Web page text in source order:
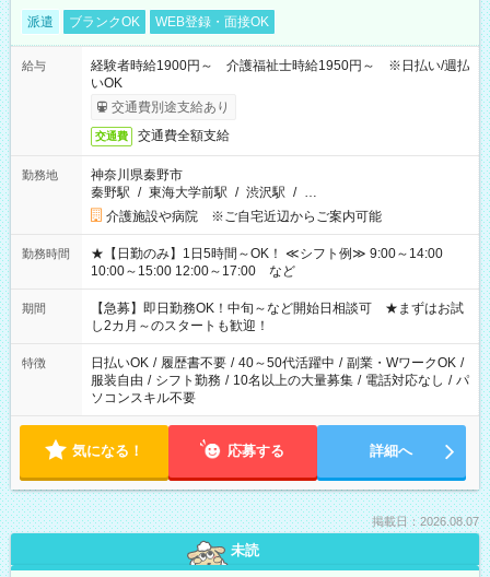
派遣 ブランクOK WEB登録・面接OK
給与
経験者時給1900円～ 介護福祉士時給1950円～ ※日払い/週払
いOK
交通費別途支給あり
交通費 交通費全額支給
勤務地
神奈川県秦野市
秦野駅 / 東海大学前駅 / 渋沢駅 / …
介護施設や病院 ※ご自宅近辺からご案内可能
勤務時間
★【日勤のみ】1日5時間～OK！ ≪シフト例≫ 9:00～14:00
10:00～15:00 12:00～17:00 など
期間
【急募】即日勤務OK！中旬～など開始日相談可 ★まずはお試
し2カ月～のスタートも歓迎！
特徴 日払いOK / 履歴書不要 / 40～50代活躍中 / 副業・WワークOK /
服装自由 / シフト勤務 / 10名以上の大量募集 / 電話対応なし / パ
ソコンスキル不要
気になる！ 応募する 詳細へ
掲載日：2026.08.07
未読